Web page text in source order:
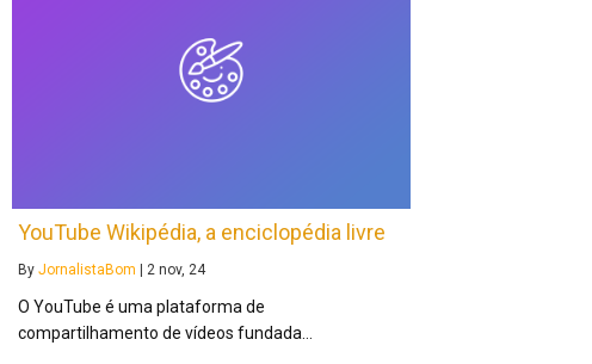
YouTube Wikipédia, a enciclopédia livre
By JornalistaBom | 2 nov, 24
O YouTube é uma plataforma de
compartilhamento de vídeos fundada…